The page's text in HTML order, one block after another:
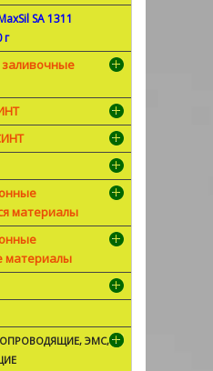
SA 1311
г
материалы
материалы
ЭМС,